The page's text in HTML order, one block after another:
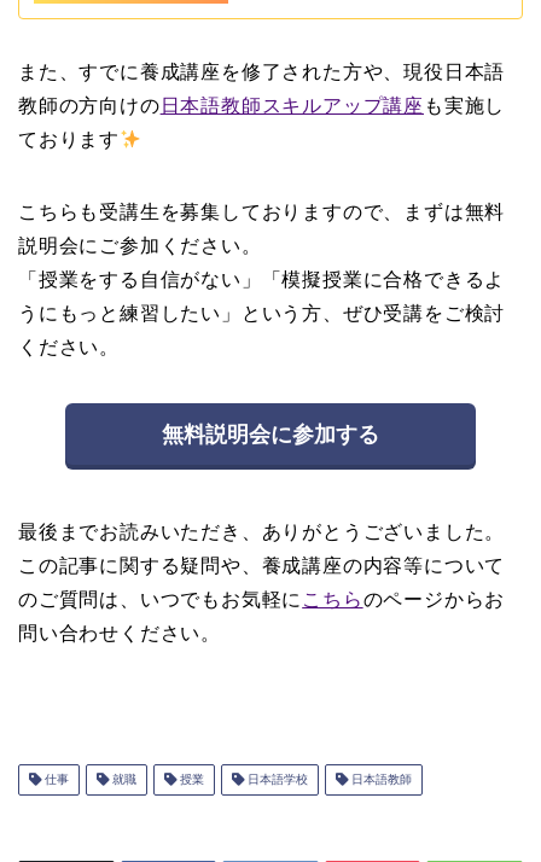
また、すでに養成講座を修了された方や、現役日本語
教師の方向けの 日本語教師スキルアップ講座 も実施し
ております
こちらも受講生を募集しておりますので、まずは無料
説明会にご参加ください。
「授業をする自信がない」「模擬授業に合格できるよ
うにもっと練習したい」という方、ぜひ受講をご検討
ください。
無料説明会に参加する
最後までお読みいただき、ありがとうございました。
この記事に関する疑問や、養成講座の内容等について
のご質問は、いつでもお気軽に こちらのページからお
問い合わせください。
仕事 就職 授業 日本語学校 日本語教師